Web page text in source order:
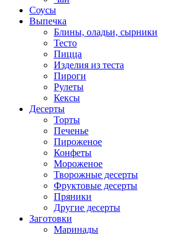
Соусы
Выпечка
Блины, оладьи, сырники
Тесто
Пицца
Изделия из теста
Пироги
Рулеты
Кексы
Десерты
Торты
Печенье
Пироженое
Конфеты
Мороженое
Творожные десерты
Фруктовые десерты
Пряники
Другие десерты
Заготовки
Маринады